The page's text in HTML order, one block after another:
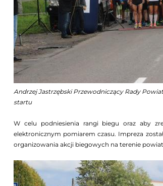
Andrzej Jastrzębski Przewodniczący Rady
startu
W celu podniesienia rangi biegu oraz aby
elektronicznym pomiarem czasu. Impreza
organizowania akcji biegowych na terenie